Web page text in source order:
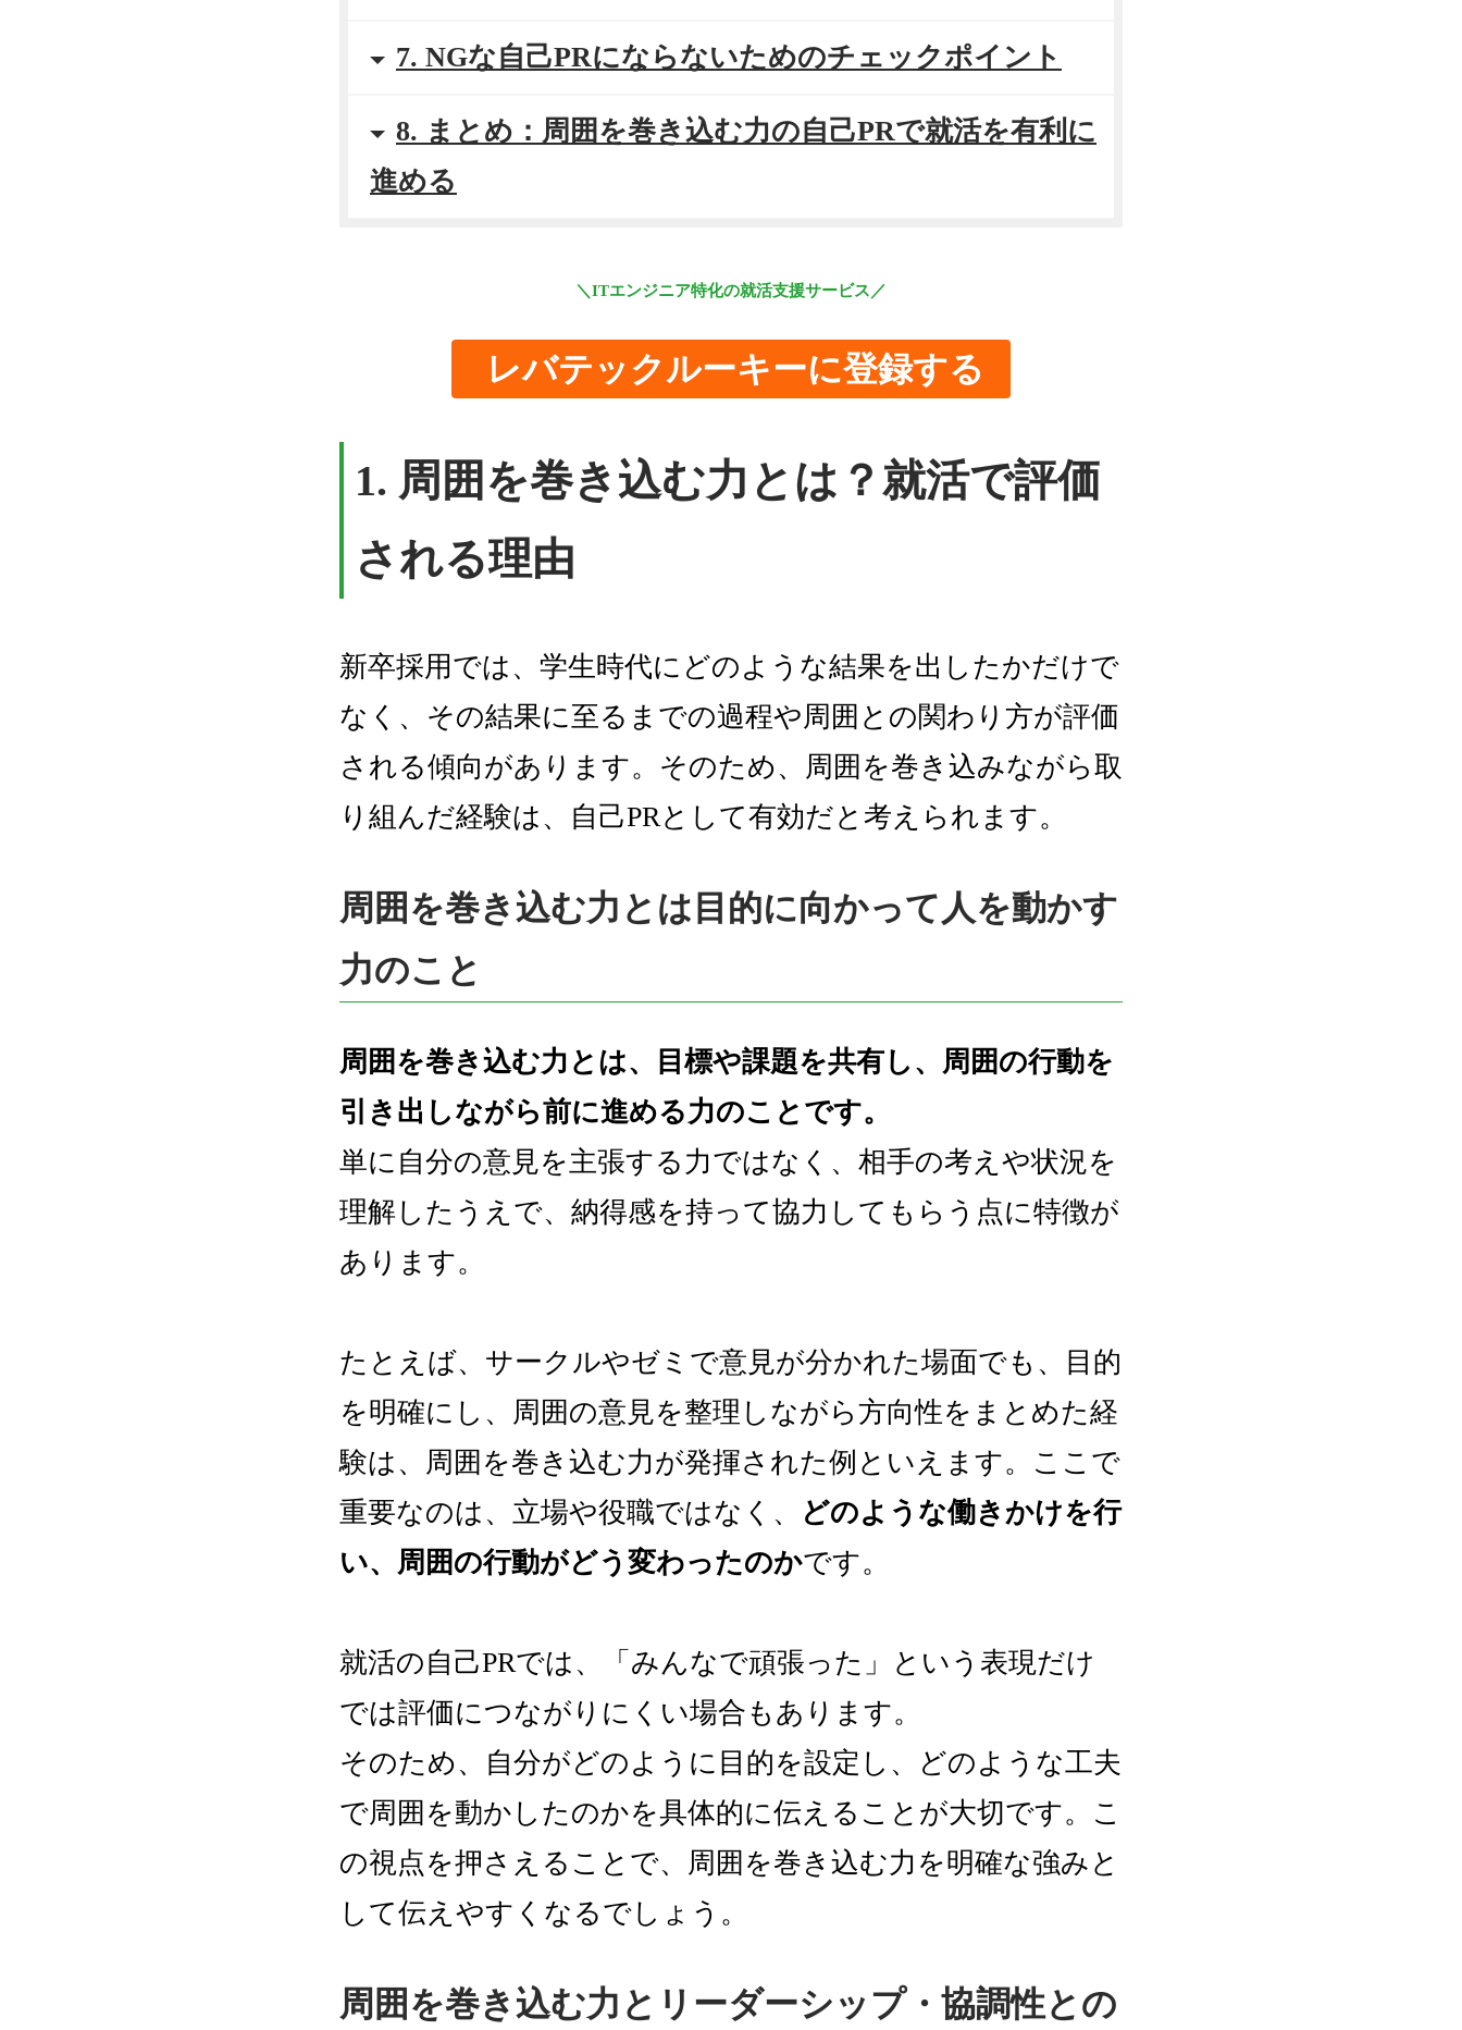
7. NGな自己PRにならないためのチェックポイント
8. まとめ：周囲を巻き込む力の自己PRで就活を有利に
進める
＼ITエンジニア特化の就活支援サービス／
レバテックルーキーに登録する
1. 周囲を巻き込む力とは？就活で評価
される理由
新卒採用では、学生時代にどのような結果を出したかだけで
なく、その結果に至るまでの過程や周囲との関わり方が評価
される傾向があります。そのため、周囲を巻き込みながら取
り組んだ経験は、自己PRとして有効だと考えられます。
周囲を巻き込む力とは目的に向かって人を動かす
力のこと
周囲を巻き込む力とは、目標や課題を共有し、周囲の行動を
引き出しながら前に進める力のことです。
単に自分の意見を主張する力ではなく、相手の考えや状況を
理解したうえで、納得感を持って協力してもらう点に特徴が
あります。
たとえば、サークルやゼミで意見が分かれた場面でも、目的
を明確にし、周囲の意見を整理しながら方向性をまとめた経
験は、周囲を巻き込む力が発揮された例といえます。ここで
重要なのは、立場や役職ではなく、
どのような働きかけを行
い、周囲の行動がどう変わったのかです。
就活の自己PRでは、「みんなで頑張った」という表現だけ
では評価につながりにくい場合もあります。
そのため、自分がどのように目的を設定し、どのような工夫
で周囲を動かしたのかを具体的に伝えることが大切です。こ
の視点を押さえることで、周囲を巻き込む力を明確な強みと
して伝えやすくなるでしょう。
周囲を巻き込む力とリーダーシップ・協調性との